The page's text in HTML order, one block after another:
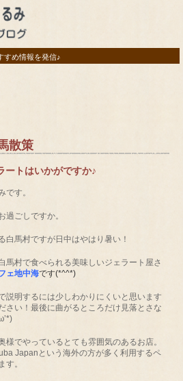
すめ情報を発信♪
散策
ートはいかがですか♪
です。
過ごしですか。
白馬村ですが日中はやはり暑い！
馬村で食べられる美味しいジェラート屋さ
ェ地中海です(*^^*)
説明するには少しわかりにくいと思います
さい！最後に曲がるところだけ見落とさな
様でやっているとても雰囲気のあるお店。
Japanという海外の方が多く利用するペ
す。